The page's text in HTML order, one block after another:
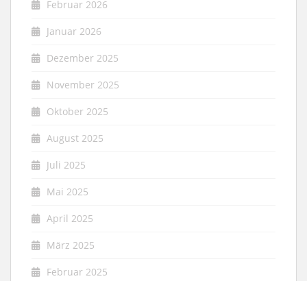
Februar 2026
Januar 2026
Dezember 2025
November 2025
Oktober 2025
August 2025
Juli 2025
Mai 2025
April 2025
März 2025
Februar 2025